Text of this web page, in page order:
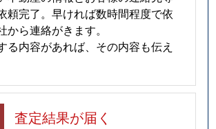
頼完了。早ければ数時間程度で依
から連絡がきます。
る内容があれば、その内容も伝え
査定結果が届く